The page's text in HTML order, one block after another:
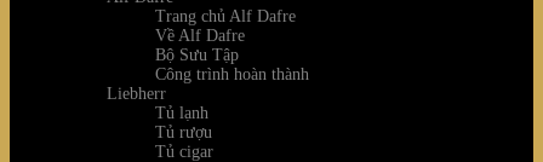
Trang chủ Alf Dafre
Về Alf Dafre
Bộ Sưu Tập
Công trình hoàn thành
Liebherr
Tủ lạnh
Tủ rượu
Tủ cigar